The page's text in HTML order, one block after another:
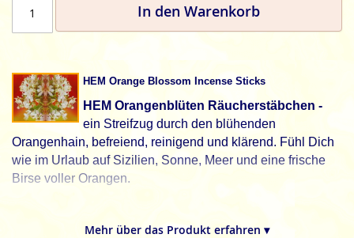
In den Warenkorb
HEM Orange Blossom Incense Sticks
HEM Orangenblüten Räucherstäbchen -
ein Streifzug durch den blühenden
Orangenhain, befreiend, reinigend und klärend. Fühl Dich
wie im Urlaub auf Sizilien, Sonne, Meer und eine frische
Birse voller Orangen.
indische Räucherstäbchen sind in Handarbeit
Mehr über das Produkt erfahren ▾